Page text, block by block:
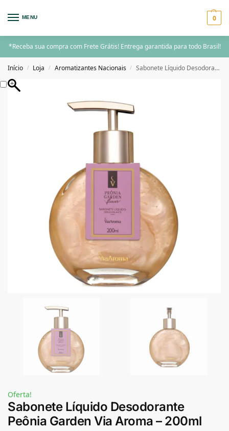
MENU 0
*Receba sua compra com Frete Grátis! Entrega garantida para todo Brasil!
Início / Loja / Aromatizantes Nacionais / Sabonete Líquido Desodorante Peônia Garden Via Aroma – 200ml
Oferta!
Sabonete Líquido Desodorante
Peônia Garden Via Aroma – 200ml